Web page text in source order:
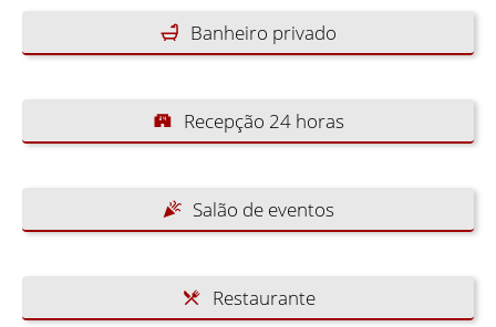
Banheiro privado
Recepção 24 horas
Salão de eventos
Restaurante